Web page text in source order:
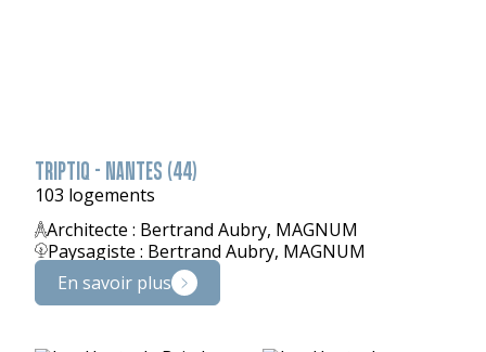
TRIPTIQ - NANTES (44)
103 logements
Architecte : Bertrand Aubry, MAGNUM
Paysagiste : Bertrand Aubry, MAGNUM
En savoir plus